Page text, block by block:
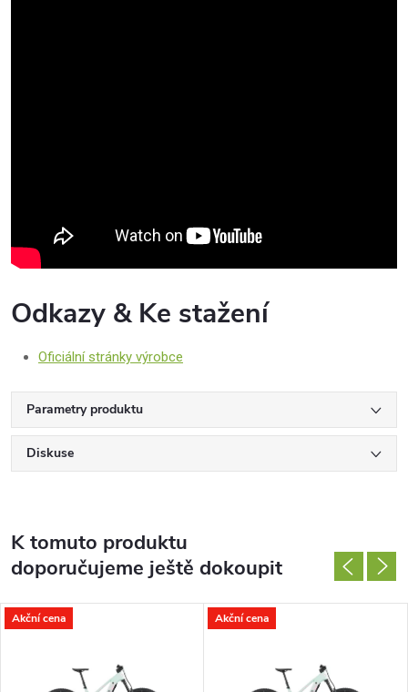
Odkazy & Ke stažení
Oficiální stránky výrobce
Parametry produktu
Diskuse
K tomuto produktu
doporučujeme ještě dokoupit
Akční cena Akční cena